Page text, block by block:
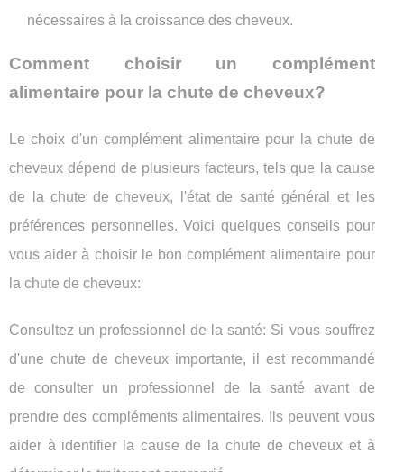
nécessaires à la croissance des cheveux.
Comment choisir un complément
alimentaire pour la chute de cheveux?
Le choix d'un complément alimentaire pour la chute de
cheveux dépend de plusieurs facteurs, tels que la cause
de la chute de cheveux, l'état de santé général et les
préférences personnelles. Voici quelques conseils pour
vous aider à choisir le bon complément alimentaire pour
la chute de cheveux:
Consultez un professionnel de la santé: Si vous souffrez
d'une chute de cheveux importante, il est recommandé
de consulter un professionnel de la santé avant de
prendre des compléments alimentaires. Ils peuvent vous
aider à identifier la cause de la chute de cheveux et à